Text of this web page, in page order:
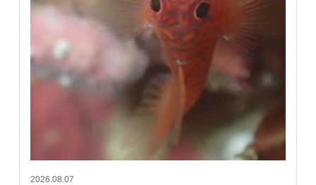
2026.08.07